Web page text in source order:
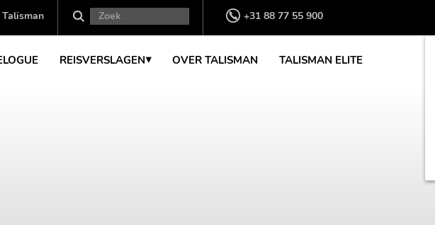
+31 88 77 55 900
REISVERSLAGEN OVER TALISMAN TALISMAN ELITE